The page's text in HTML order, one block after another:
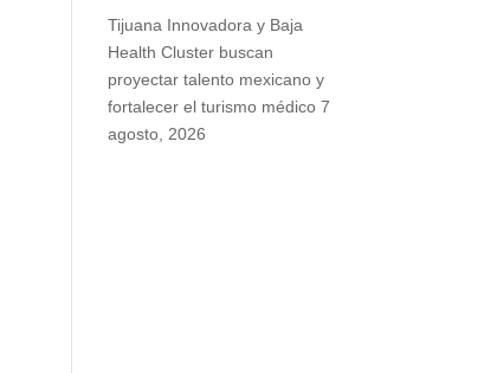
Tijuana Innovadora y Baja
Health Cluster buscan
proyectar talento mexicano y
fortalecer el turismo médico 7
agosto, 2026